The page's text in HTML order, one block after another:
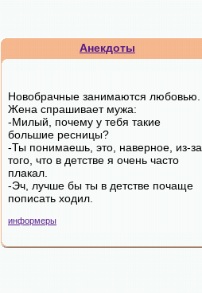
Анекдоты
Новобрачные занимаются любовью.
Жена спрашивает мужа:
-Милый, почему у тебя такие
большие ресницы?
-Ты понимаешь, это, наверное, из-за
того, что в детстве я очень часто
плакал.
-Эч, лучше бы ты в детстве почаще
пописать ходил.
информеры